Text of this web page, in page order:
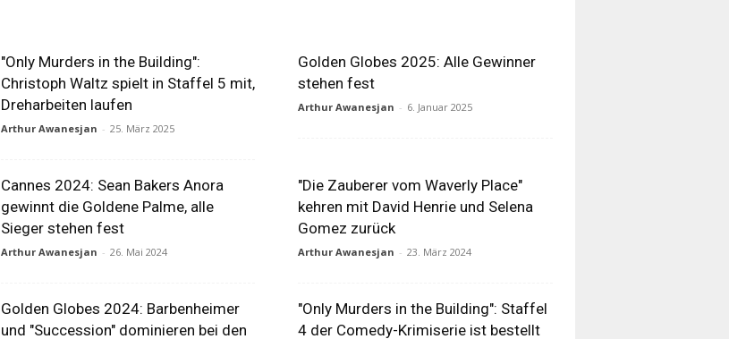
"Only Murders in the Building":
Christoph Waltz spielt in Staffel 5 mit,
Dreharbeiten laufen
Arthur Awanesjan - 25. März 2025
Golden Globes 2025: Alle Gewinner
stehen fest
Arthur Awanesjan - 6. Januar 2025
Cannes 2024: Sean Bakers Anora
gewinnt die Goldene Palme, alle
Sieger stehen fest
Arthur Awanesjan - 26. Mai 2024
"Die Zauberer vom Waverly Place"
kehren mit David Henrie und Selena
Gomez zurück
Arthur Awanesjan - 23. März 2024
Golden Globes 2024: Barbenheimer
und "Succession" dominieren bei den
"Only Murders in the Building": Staffel
4 der Comedy-Krimiserie ist bestellt